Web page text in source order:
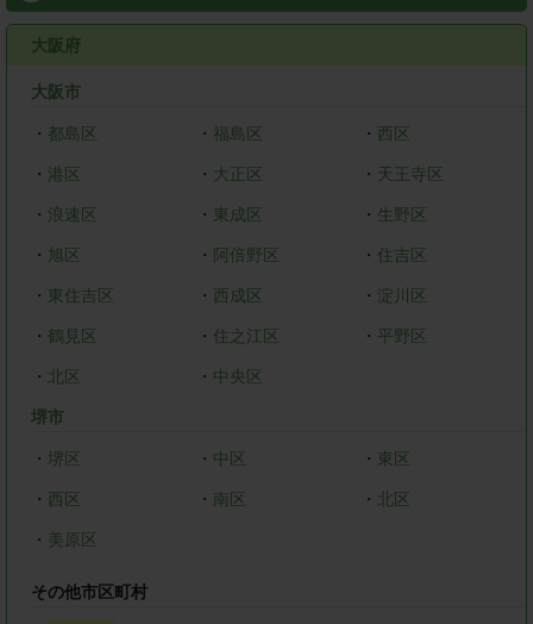
大阪府
大阪市
・ 都島区 ・ 福島区 ・ 西区
・ 港区 ・ 大正区 ・ 天王寺区
・ 浪速区 ・ 東成区 ・ 生野区
・ 旭区 ・ 阿倍野区 ・ 住吉区
・ 東住吉区 ・ 西成区 ・ 淀川区
・ 鶴見区 ・ 住之江区 ・平野区
・ 北区 ・ 中央区
堺市
・ 堺区 ・ 中区 ・ 東区
・ 西区 ・ 南区 ・ 北区
・ 美原区
その他市区町村